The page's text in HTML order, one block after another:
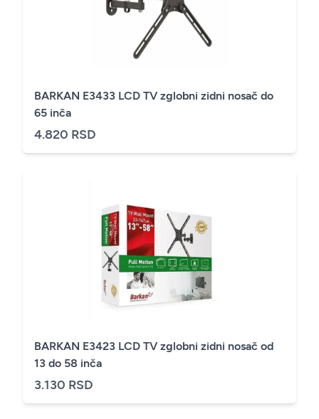
BARKAN E3433 LCD TV zglobni zidni nosač do
65 inča
4.820 RSD
BARKAN E3423 LCD TV zglobni zidni nosač od
13 do 58 inča
3.130 RSD